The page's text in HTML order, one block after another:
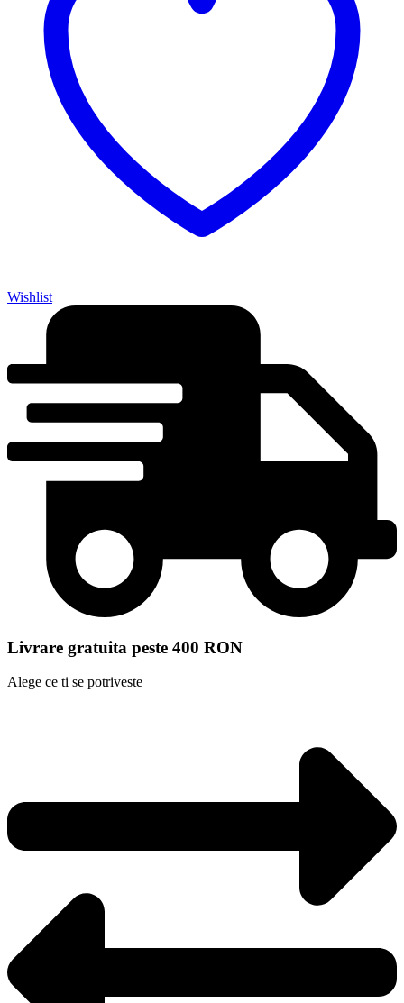
Wishlist
Livrare gratuita peste 400 RON
Alege ce ti se potriveste